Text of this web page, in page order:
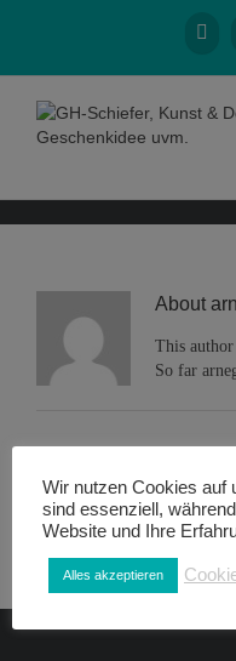
About
This
So far
Wir nutzen Cookies auf
sind essenziell,
Website und Ihre
Alles akzeptieren